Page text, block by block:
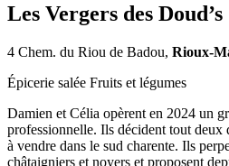
Les Vergers des Doud’s
4 Chem. du Riou de Badou, Rioux-
Épicerie salée Fruits et légumes
Damien et Célia opèrent en 2024 un
professionnelle. Ils décident tout deux
à vendre dans le sud charente. Ils
châtaigniers et noyers et proposent